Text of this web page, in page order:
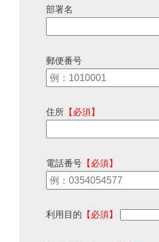
部署名
郵便番号
住所 【必須】
電話番号 【必須】
利用目的 【必須】